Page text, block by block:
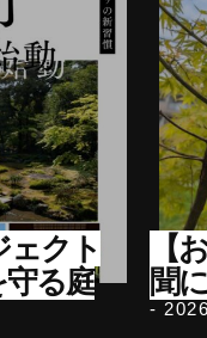
ェクト
る庭
【
聞
-